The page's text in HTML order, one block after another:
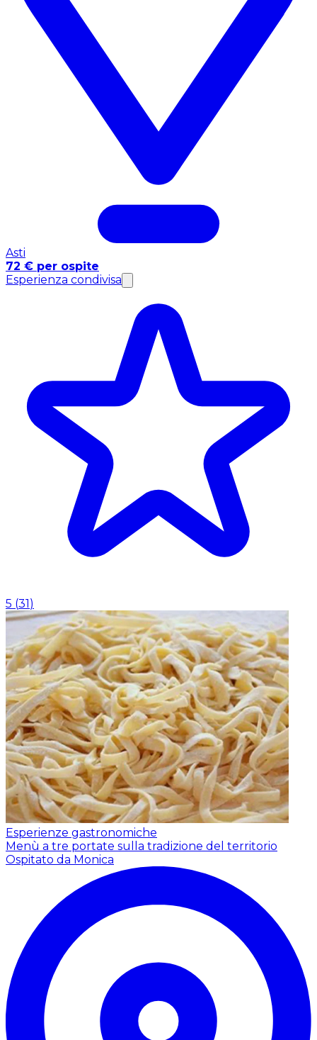
Asti
72 € per ospite
Esperienza condivisa
5 (31)
Esperienze gastronomiche
Menù a tre portate sulla tradizione del territorio
Ospitato da Monica